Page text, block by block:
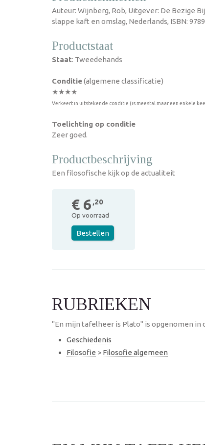
Auteur: Wijnberg, Rob, Uitgever: De Bezige
slappe kaft en omslag, Nederlands, ISBN:
Productstaat
Staat: Tweedehands
Conditie(algemene classificatie)
★★★★
Verkeert in uitstekende conditie (is meestal maar een enkele
Toelichting op conditie
Zeer goed.
Productbeschrijving
Een filosofische kijk op de actualiteit
€ 6 ,20
Op voorraad
Bestellen
RUBRIEKEN
"En mijn tafelheer is Plato" is opgenomen in
Geschiedenis
Filosofie > Filosofie algemeen